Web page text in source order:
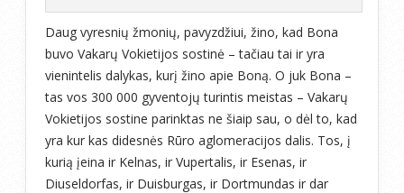
Daug vyresnių žmonių, pavyzdžiui, žino, kad Bona
buvo Vakarų Vokietijos sostinė – tačiau tai ir yra
vienintelis dalykas, kurį žino apie Boną. O juk Bona –
tas vos 300 000 gyventojų turintis meistas – Vakarų
Vokietijos sostine parinktas ne šiaip sau, o dėl to, kad
yra kur kas didesnės Rūro aglomeracijos dalis. Tos, į
kurią įeina ir Kelnas, ir Vupertalis, ir Esenas, ir
Diuseldorfas, ir Duisburgas, ir Dortmundas ir dar